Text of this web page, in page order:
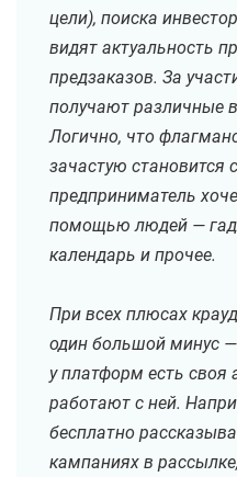
цели), поиска
видят актуальность
предзаказов. За
получают различные
Логично, что
зачастую становится
предприниматель
помощью людей —
календарь и прочее.
При всех плюсах
один большой минус —
у платформ есть своя
работают с ней.
бесплатно
кампаниях в